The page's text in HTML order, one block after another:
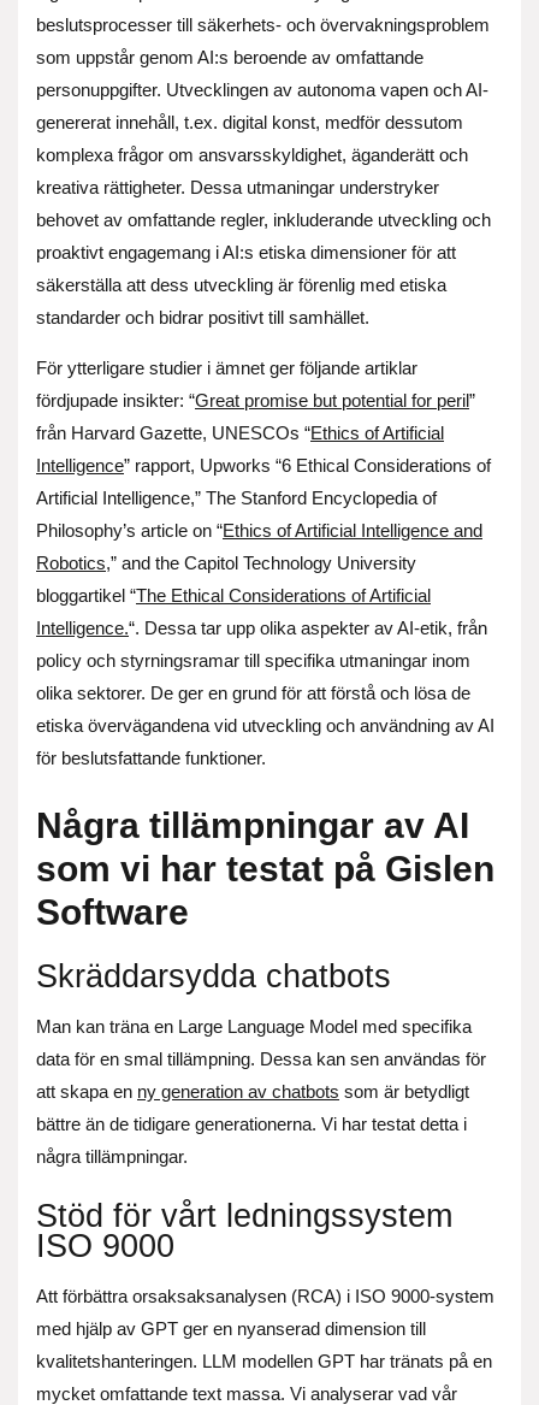
beslutsprocesser till säkerhets- och övervakningsproblem
som uppstår genom AI:s beroende av omfattande
personuppgifter. Utvecklingen av autonoma vapen och AI-
genererat innehåll, t.ex. digital konst, medför dessutom
komplexa frågor om ansvarsskyldighet, äganderätt och
kreativa rättigheter. Dessa utmaningar understryker
behovet av omfattande regler, inkluderande utveckling och
proaktivt engagemang i AI:s etiska dimensioner för att
säkerställa att dess utveckling är förenlig med etiska
standarder och bidrar positivt till samhället.
För ytterligare studier i ämnet ger följande artiklar
fördjupade insikter: “Great promise but potential for peril”
från Harvard Gazette, UNESCOs “Ethics of Artificial
Intelligence” rapport, Upworks “6 Ethical Considerations of
Artificial Intelligence,” The Stanford Encyclopedia of
Philosophy’s article on “Ethics of Artificial Intelligence and
Robotics,” and the Capitol Technology University
bloggartikel “The Ethical Considerations of Artificial
Intelligence.“. Dessa tar upp olika aspekter av AI-etik, från
policy och styrningsramar till specifika utmaningar inom
olika sektorer. De ger en grund för att förstå och lösa de
etiska övervägandena vid utveckling och användning av AI
för beslutsfattande funktioner.
Några tillämpningar av AI
som vi har testat på Gislen
Software
Skräddarsydda chatbots
Man kan träna en Large Language Model med specifika
data för en smal tillämpning. Dessa kan sen användas för
att skapa en ny generation av chatbots som är betydligt
bättre än de tidigare generationerna. Vi har testat detta i
några tillämpningar.
Stöd för vårt ledningssystem
ISO 9000
Att förbättra orsaksaksanalysen (RCA) i ISO 9000-system
med hjälp av GPT ger en nyanserad dimension till
kvalitetshanteringen. LLM modellen GPT har tränats på en
mycket omfattande text massa. Vi analyserar vad vår